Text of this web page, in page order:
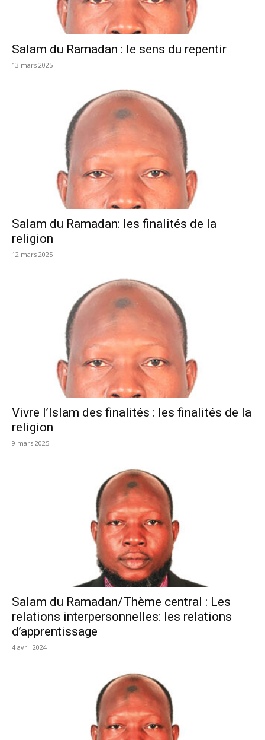
Salam du Ramadan : le sens du repentir
13 mars 2025
Salam du Ramadan: les finalités de la
religion
12 mars 2025
Vivre l’Islam des finalités : les finalités de la
religion
9 mars 2025
Salam du Ramadan/Thème central : Les
relations interpersonnelles: les relations
d’apprentissage
4 avril 2024